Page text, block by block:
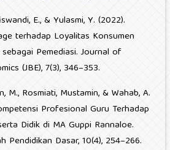
E., & Yulasmi, Y. (2022).
terhadap Loyalitas Konsumen
Pemediasi. Journal of
(JBE), 7(3), 346–353.
M., Rosmiati, Mustamin, & Wahab, A.
Profesional Guru Terhadap
Didik di MA Guppi Rannaloe.
Pendidikan Dasar, 10(4), 254–266.